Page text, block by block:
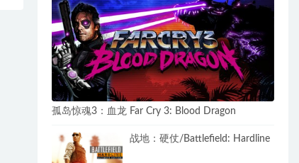
孤岛惊魂3：血龙 Far Cry 3: Blood Dragon
战地：硬仗/Battlefield: Hardline